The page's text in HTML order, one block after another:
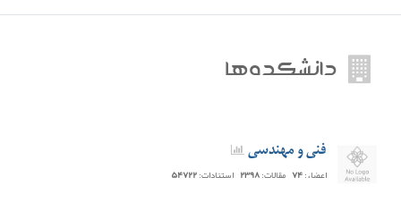
دانشکده‌ها
فنی و مهندسی
اعضاء:۷۴ مقالات:۲۳۹۸ استنادات:۵۴۷۲۲